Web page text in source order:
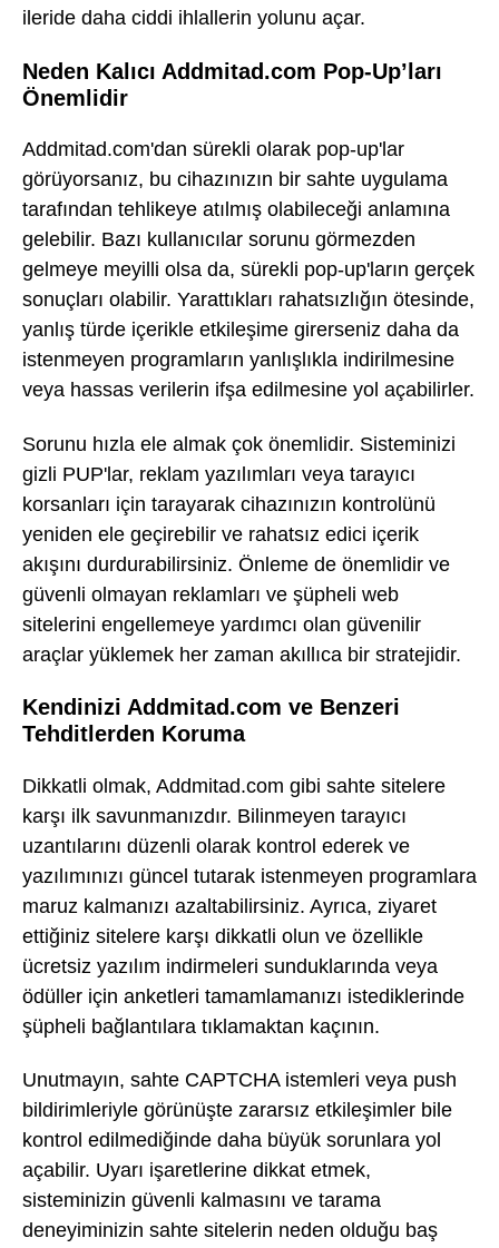
ileride daha ciddi ihlallerin yolunu açar.
Neden Kalıcı Addmitad.com Pop-Up’ları
Önemlidir
Addmitad.com'dan sürekli olarak pop-up'lar
görüyorsanız, bu cihazınızın bir sahte uygulama
tarafından tehlikeye atılmış olabileceği anlamına
gelebilir. Bazı kullanıcılar sorunu görmezden
gelmeye meyilli olsa da, sürekli pop-up'ların gerçek
sonuçları olabilir. Yarattıkları rahatsızlığın ötesinde,
yanlış türde içerikle etkileşime girerseniz daha da
istenmeyen programların yanlışlıkla indirilmesine
veya hassas verilerin ifşa edilmesine yol açabilirler.
Sorunu hızla ele almak çok önemlidir. Sisteminizi
gizli PUP'lar, reklam yazılımları veya tarayıcı
korsanları için tarayarak cihazınızın kontrolünü
yeniden ele geçirebilir ve rahatsız edici içerik
akışını durdurabilirsiniz. Önleme de önemlidir ve
güvenli olmayan reklamları ve şüpheli web
sitelerini engellemeye yardımcı olan güvenilir
araçlar yüklemek her zaman akıllıca bir stratejidir.
Kendinizi Addmitad.com ve Benzeri
Tehditlerden Koruma
Dikkatli olmak, Addmitad.com gibi sahte sitelere
karşı ilk savunmanızdır. Bilinmeyen tarayıcı
uzantılarını düzenli olarak kontrol ederek ve
yazılımınızı güncel tutarak istenmeyen programlara
maruz kalmanızı azaltabilirsiniz. Ayrıca, ziyaret
ettiğiniz sitelere karşı dikkatli olun ve özellikle
ücretsiz yazılım indirmeleri sunduklarında veya
ödüller için anketleri tamamlamanızı istediklerinde
şüpheli bağlantılara tıklamaktan kaçının.
Unutmayın, sahte CAPTCHA istemleri veya push
bildirimleriyle görünüşte zararsız etkileşimler bile
kontrol edilmediğinde daha büyük sorunlara yol
açabilir. Uyarı işaretlerine dikkat etmek,
sisteminizin güvenli kalmasını ve tarama
deneyiminizin sahte sitelerin neden olduğu baş